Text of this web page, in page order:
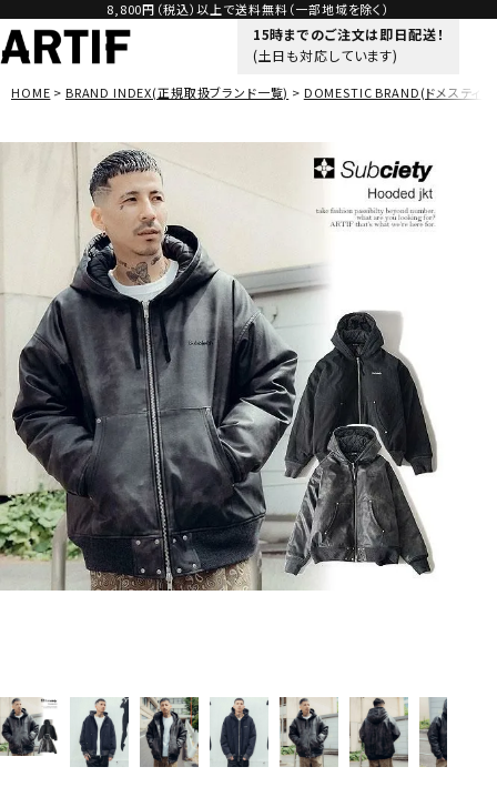
8,800円（税込）以上で送料無料（一部地域を除く）
15時までのご注文は即日配送！
(土日も対応しています)
HOME BRAND INDEX(正規取扱ブランド一覧) DOMESTIC BRAND(ドメスティッ